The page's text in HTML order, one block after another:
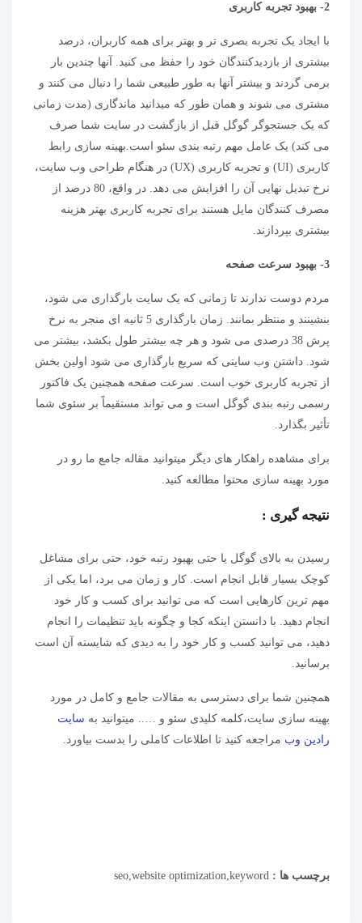
2- بهبود تجربه کاربری
با ایجاد یک تجربه بصری تر و بهتر برای همه کاربران، درصد
بیشتری از بازدیدکنندگان خود را حفظ می کنید. آنها چندین بار
برمی گردند و بیشتر آنها به طور طبیعی شما را دنبال می کنند و
مشتری می شوند و همان طور که میدانید ماندگاری (مدت زمانی
که یک جستجوگر گوگل قبل از بازگشت در سایت شما صرف
می کند) یک عامل مهم رتبه بندی سئو است.بهینه سازی رابط
کاربری (UI) و تجربه کاربری (UX) در هنگام طراحی وب سایت،
نرخ تبدیل نهایی آن را افزایش می دهد. در واقع، 80 درصد از
مصرف کنندگان مایل هستند برای تجربه کاربری بهتر هزینه
بیشتری بپردازند.
3- بهبود سرعت صفحه
مردم دوست ندارند تا زمانی که یک سایت بارگذاری می شود،
بنشینند و منتظر بمانند. زمان بارگذاری 5 ثانیه ای منجر به نرخ
پرش 38 درصدی می شود و هر چه بیشتر طول بکشد، بیشتر می
شود. داشتن وب سایتی که سریع بارگذاری می شود اولین بخش
از تجربه کاربری خوب است. سرعت صفحه همچنین یک فاکتور
رسمی رتبه بندی گوگل است و می تواند مستقیماً بر سئوی شما
تأثیر بگذارد.
برای مشاهده راهکار های دیگر میتوانید مقاله جامع ما رو در
مورد بهینه سازی محتوا مطالعه کنید.
نتیجه گیری :
رسیدن به بالای گوگل یا حتی بهبود رتبه خود، حتی برای مشاغل
کوچک بسیار قابل انجام است. کار و زمان می برد، اما یکی از
مهم ترین کارهایی است که می توانید برای کسب و کار خود
انجام دهید. با دانستن اینکه کجا و چگونه باید تنظیمات را انجام
دهید، می توانید کسب و کار خود را به دیدی که شایسته آن است
برسانید.
همچنین شما برای دسترسی به مقالات جامع و کامل در مورد
بهینه سازی سایت،کلمه کلیدی سئو و ….. میتوانید به سایت
رادین وب مراجعه کنید تا اطلاعات کاملی را بدست بیاورد.
برچسب ها : seo,website optimization,keyword